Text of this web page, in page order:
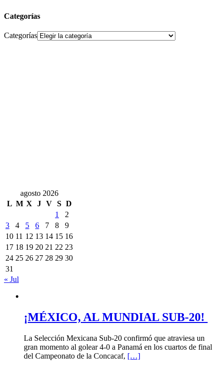
Categorías
Categorías
agosto 2026
L M X J V S D
1
2
3
4 5 6 7 8
9
10 11 12 13 14 15 16
17 18 19 20 21 22 23
24 25 26 27 28 29 30
31
« Jul
¡MÉXICO, AL MUNDIAL SUB-20!
La Selección Mexicana Sub-20 confirmó que atraviesa un
gran momento al golear 4-0 a Panamá en los cuartos de final
del Campeonato de la Concacaf, […]